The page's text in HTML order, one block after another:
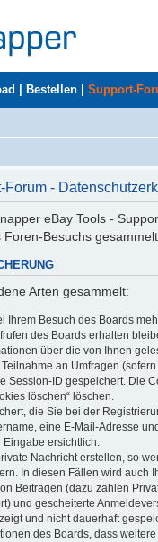
Bestellen Support-
-
eBay Tools -
Besuchs
Arten gesammelt:
Ihrem Besuch des Boards
des Boards erhalten
über die von Ihnen
an Umfragen
Session-ID gespeichert. Die
löschen“ löschen.
die Sie bei der
eine E-Mail-Adresse
Eingabe ersichtlich.
Nachricht erstellen, so
In diesen Fällen wird
Beiträgen (dazu zählen
und gescheiterte
und nicht dauerhaft
des Boards, dass